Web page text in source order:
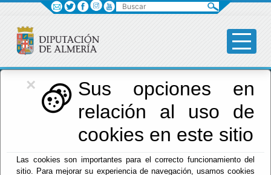
×
Sus opciones en
relación al uso de
cookies en este sitio
Las cookies son importantes para el correcto funcionamiento del
sitio. Para mejorar su experiencia de navegación, usamos cookies
Diputación
Menú Diputación
Buscar